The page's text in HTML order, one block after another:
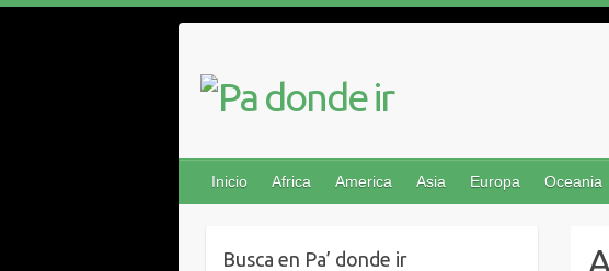
Inicio Africa America Asia Europa Oceania
Busca en Pa’ donde ir